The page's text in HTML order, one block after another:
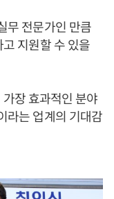
무 전문가인 만큼
지원할 수 있을
장 효과적인 분야
라는 업계의 기대감